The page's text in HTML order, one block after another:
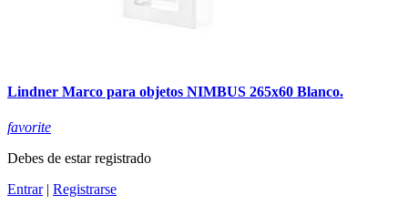
Lindner Marco para objetos NIMBUS 265x60 Blanco.
favorite
Debes de estar registrado
Entrar| Registrarse